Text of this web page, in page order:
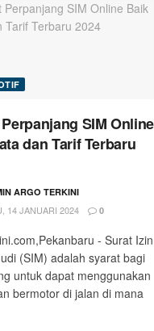
SIM Online
dan Tarif Terbaru
ARGO TERKINI
14 JANUARI 2024 0
- Surat Izin
(SIM) adalah syarat bagi
untuk dapat menggunakan
bermotor di jalan di mana